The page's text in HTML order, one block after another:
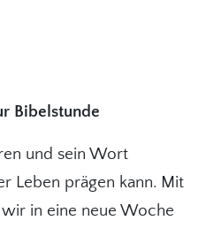
Bibelstunde
und sein Wort
Leben prägen kann. Mit
in eine neue Woche